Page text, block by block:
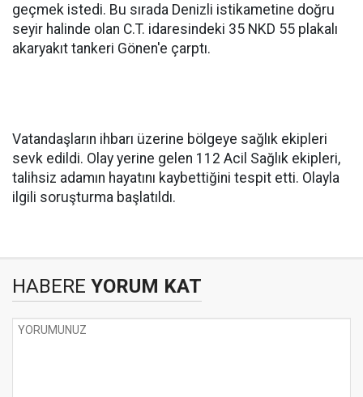
geçmek istedi. Bu sırada Denizli istikametine doğru
seyir halinde olan C.T. idaresindeki 35 NKD 55 plakalı
akaryakıt tankeri Gönen'e çarptı.
Vatandaşların ihbarı üzerine bölgeye sağlık ekipleri
sevk edildi. Olay yerine gelen 112 Acil Sağlık ekipleri,
talihsiz adamın hayatını kaybettiğini tespit etti. Olayla
ilgili soruşturma başlatıldı.
HABERE YORUM KAT